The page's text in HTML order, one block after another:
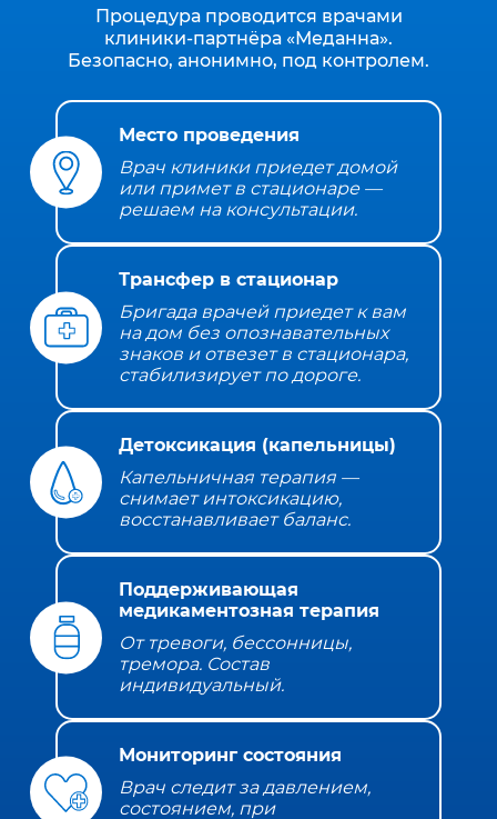
Процедура проводится врачами
клиники‑партнёра «Меданна».
Безопасно, анонимно, под контролем.
Место проведения
Врач клиники приедет домой
или примет в стационаре —
решаем на консультации.
Трансфер в стационар
Бригада врачей приедет к вам
на дом без опознавательных
знаков и отвезет в стационара,
стабилизирует по дороге.
Детоксикация (капельницы)
Капельничная терапия —
снимает интоксикацию,
восстанавливает баланс.
Поддерживающая
медикаментозная терапия
От тревоги, бессонницы,
тремора. Состав
индивидуальный.
Мониторинг состояния
Врач следит за давлением,
состоянием, при